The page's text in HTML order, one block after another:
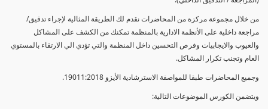
من خلال مجموعة مركزة من المحاضرات نقدم لك الطريقة المثالية لإجراء تدقيق/
مراجعة داخلية على الأنظمة الادارية بالمنظمة تمكنك من الكشف على المشاكل
والعيوب والايجابيات وفرص التحسين داخل المنظمة والتي تؤدي الي الارتقاء بالمستوي
العام وتجنب تكرار المشاكل.
وجميع المحاضرات طبقا للمواصفة الاسترشادية الأيزو 19011:2018.
ويتضمن الكورس الموضوعات التالية: